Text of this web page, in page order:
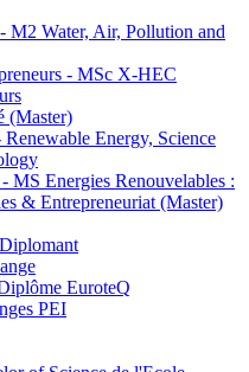
M2 Water, Air, Pollution and
- MSc X-HEC
(Master)
Energy, Science
MS Energies Renouvelables :
& Entrepreneuriat (Master)
EuroteQ
PEI